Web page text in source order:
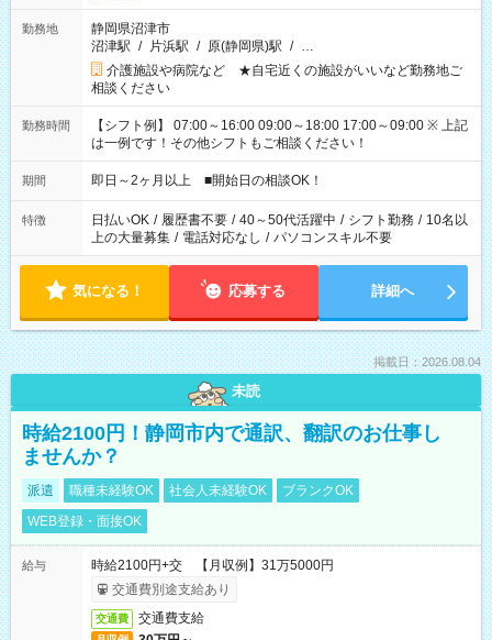
勤務地
静岡県沼津市
沼津駅 / 片浜駅 / 原(静岡県)駅 / …
介護施設や病院など ★自宅近くの施設がいいなど勤務地ご
相談ください
勤務時間
【シフト例】 07:00～16:00 09:00～18:00 17:00～09:00 ※ 上記
は一例です！その他シフトもご相談ください！
期間 即日～2ヶ月以上 ■開始日の相談OK！
特徴 日払いOK / 履歴書不要 / 40～50代活躍中 / シフト勤務 / 10名以
上の大量募集 / 電話対応なし / パソコンスキル不要
気になる！ 応募する 詳細へ
掲載日：2026.08.04
未読
時給2100円！静岡市内で通訳、翻訳のお仕事し
ませんか？
派遣 職種未経験OK 社会人未経験OK
ブランクOK
WEB登録・面接OK
給与
時給2100円+交 【月収例】31万5000円
交通費別途支給あり
交通費 交通費支給